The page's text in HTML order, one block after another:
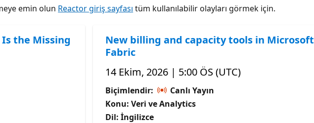
emin olun Reactor giriş sayfası tüm kullanılabilir olayları görmek için.
the Missing
New billing and capacity tools in Microsoft
Fabric
14 Ekim, 2026 | 5:00 ÖS (UTC)
Biçimlendir:
Canlı Yayın
Konu: Veri ve Analytics
Dil: İngilizce